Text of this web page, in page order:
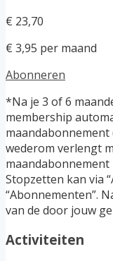
€ 23,70
€ 3,95 per maand
Abonneren
*Na je 3 of 6
membership
maandabonnement
wederom verlengt
Stopzetten kan via
“Abonnementen”.
van de door jouw
Activiteiten